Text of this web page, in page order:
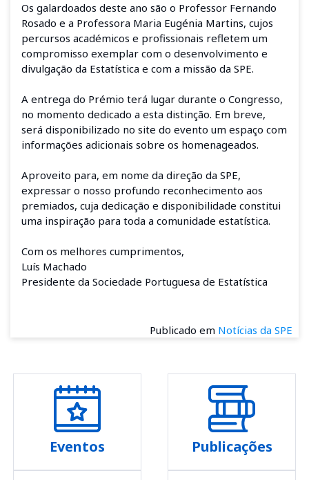
Os galardoados deste ano são o Professor Fernando
Rosado e a Professora Maria Eugénia Martins, cujos
percursos académicos e profissionais refletem um
compromisso exemplar com o desenvolvimento e
divulgação da Estatística e com a missão da SPE.
A entrega do Prémio terá lugar durante o Congresso,
no momento dedicado a esta distinção. Em breve,
será disponibilizado no site do evento um espaço com
informações adicionais sobre os homenageados.
Aproveito para, em nome da direção da SPE,
expressar o nosso profundo reconhecimento aos
premiados, cuja dedicação e disponibilidade constitui
uma inspiração para toda a comunidade estatística.
Com os melhores cumprimentos,
Luís Machado
Presidente da Sociedade Portuguesa de Estatística
Publicado em Notícias da SPE
Eventos Publicações